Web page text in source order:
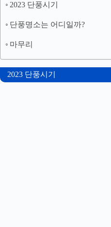
2023 단풍시기
단풍명소는 어디일까?
마무리
2023 단풍시기